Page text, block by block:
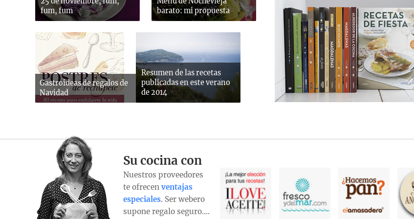
fum, fum
barato: mi propuesta
Gastroideas de regalos de
Navidad
Resumen de las recetas
publicadas en este verano
de 2014
Su cocina con
Nuestros proveedores
te ofrecen ventajas
especiales. Ser webero
supone regalo seguro….